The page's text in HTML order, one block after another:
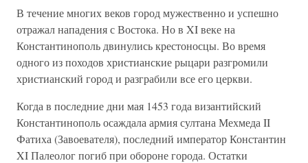
В течение многих веков город мужественно и успешно
отражал нападения с Востока. Но в XI веке на
Константинополь двинулись крестоносцы. Во время
одного из походов христианские рыцари разгромили
христианский город и разграбили все его церкви.
Когда в последние дни мая 1453 года византийский
Константинополь осаждала армия султана Мехмеда II
Фатиха (Завоевателя), последний император Константин
XI Палеолог погиб при обороне города. Остатки